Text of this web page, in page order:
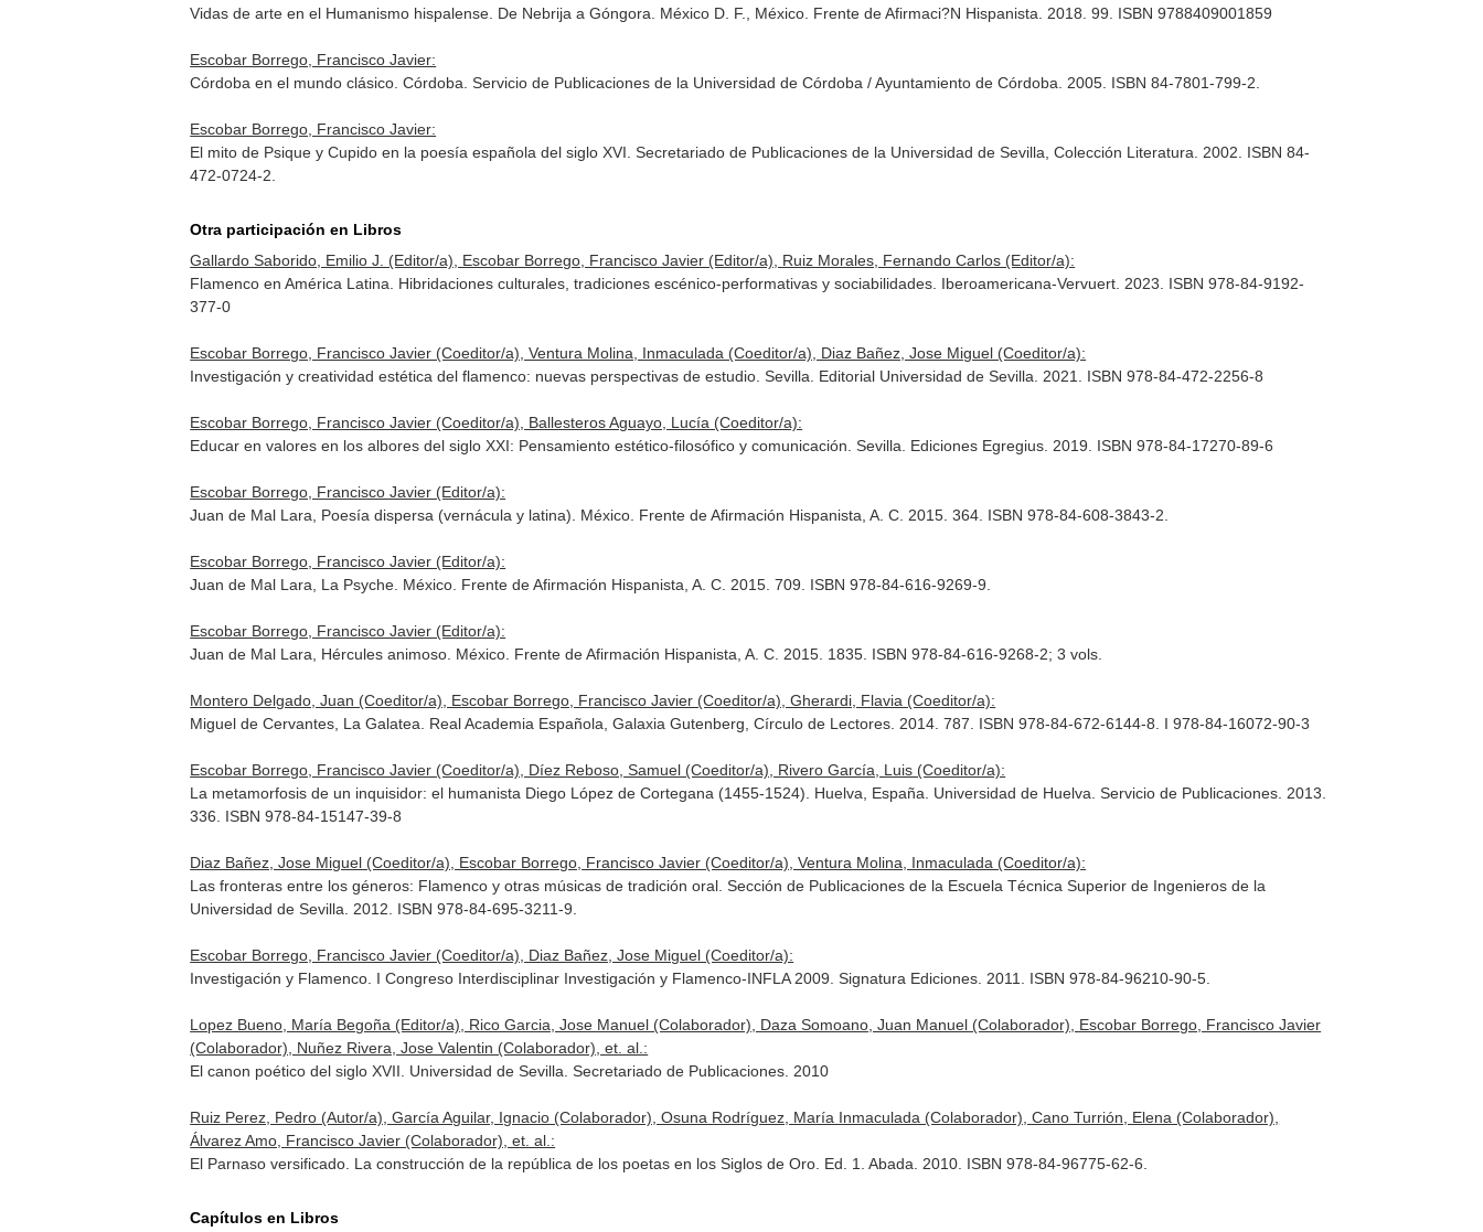
Vidas de arte en el Humanismo hispalense. De Nebrija a Góngora. México D. F., México. Frente de Afirmaci?N Hispanista. 2018. 99. ISBN 9788409001859
Escobar Borrego, Francisco Javier:
Córdoba en el mundo clásico. Córdoba. Servicio de Publicaciones de la Universidad de Córdoba / Ayuntamiento de Córdoba. 2005. ISBN 84-7801-799-2.
Escobar Borrego, Francisco Javier:
El mito de Psique y Cupido en la poesía española del siglo XVI. Secretariado de Publicaciones de la Universidad de Sevilla, Colección Literatura. 2002. ISBN 84-
472-0724-2.
Otra participación en Libros
Gallardo Saborido, Emilio J. (Editor/a), Escobar Borrego, Francisco Javier (Editor/a), Ruiz Morales, Fernando Carlos (Editor/a):
Flamenco en América Latina. Hibridaciones culturales, tradiciones escénico-performativas y sociabilidades. Iberoamericana-Vervuert. 2023. ISBN 978-84-9192-
377-0
Escobar Borrego, Francisco Javier (Coeditor/a), Ventura Molina, Inmaculada (Coeditor/a), Diaz Bañez, Jose Miguel (Coeditor/a):
Investigación y creatividad estética del flamenco: nuevas perspectivas de estudio. Sevilla. Editorial Universidad de Sevilla. 2021. ISBN 978-84-472-2256-8
Escobar Borrego, Francisco Javier (Coeditor/a), Ballesteros Aguayo, Lucía (Coeditor/a):
Educar en valores en los albores del siglo XXI: Pensamiento estético-filosófico y comunicación. Sevilla. Ediciones Egregius. 2019. ISBN 978-84-17270-89-6
Escobar Borrego, Francisco Javier (Editor/a):
Juan de Mal Lara, Poesía dispersa (vernácula y latina). México. Frente de Afirmación Hispanista, A. C. 2015. 364. ISBN 978-84-608-3843-2.
Escobar Borrego, Francisco Javier (Editor/a):
Juan de Mal Lara, La Psyche. México. Frente de Afirmación Hispanista, A. C. 2015. 709. ISBN 978-84-616-9269-9.
Escobar Borrego, Francisco Javier (Editor/a):
Juan de Mal Lara, Hércules animoso. México. Frente de Afirmación Hispanista, A. C. 2015. 1835. ISBN 978-84-616-9268-2; 3 vols.
Montero Delgado, Juan (Coeditor/a), Escobar Borrego, Francisco Javier (Coeditor/a), Gherardi, Flavia (Coeditor/a):
Miguel de Cervantes, La Galatea. Real Academia Española, Galaxia Gutenberg, Círculo de Lectores. 2014. 787. ISBN 978-84-672-6144-8. I 978-84-16072-90-3
Escobar Borrego, Francisco Javier (Coeditor/a), Díez Reboso, Samuel (Coeditor/a), Rivero García, Luis (Coeditor/a):
La metamorfosis de un inquisidor: el humanista Diego López de Cortegana (1455-1524). Huelva, España. Universidad de Huelva. Servicio de Publicaciones. 2013.
336. ISBN 978-84-15147-39-8
Diaz Bañez, Jose Miguel (Coeditor/a), Escobar Borrego, Francisco Javier (Coeditor/a), Ventura Molina, Inmaculada (Coeditor/a):
Las fronteras entre los géneros: Flamenco y otras músicas de tradición oral. Sección de Publicaciones de la Escuela Técnica Superior de Ingenieros de la
Universidad de Sevilla. 2012. ISBN 978-84-695-3211-9.
Escobar Borrego, Francisco Javier (Coeditor/a), Diaz Bañez, Jose Miguel (Coeditor/a):
Investigación y Flamenco. I Congreso Interdisciplinar Investigación y Flamenco-INFLA 2009. Signatura Ediciones. 2011. ISBN 978-84-96210-90-5.
Lopez Bueno, María Begoña (Editor/a), Rico Garcia, Jose Manuel (Colaborador), Daza Somoano, Juan Manuel (Colaborador), Escobar Borrego, Francisco Javier
(Colaborador), Nuñez Rivera, Jose Valentin (Colaborador), et. al.:
El canon poético del siglo XVII. Universidad de Sevilla. Secretariado de Publicaciones. 2010
Ruiz Perez, Pedro (Autor/a), García Aguilar, Ignacio (Colaborador), Osuna Rodríguez, María Inmaculada (Colaborador), Cano Turrión, Elena (Colaborador),
Álvarez Amo, Francisco Javier (Colaborador), et. al.:
El Parnaso versificado. La construcción de la república de los poetas en los Siglos de Oro. Ed. 1. Abada. 2010. ISBN 978-84-96775-62-6.
Capítulos en Libros